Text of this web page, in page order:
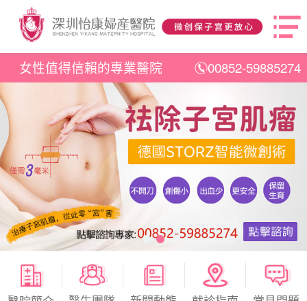
女性值得信賴的專業醫院 00852-59885274